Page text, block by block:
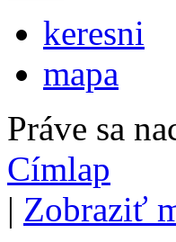
keresni
mapa
Práve sa
Címlap
| Zobraziť